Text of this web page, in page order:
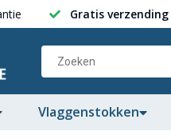
Gratis verzending
Vlaggenstokken